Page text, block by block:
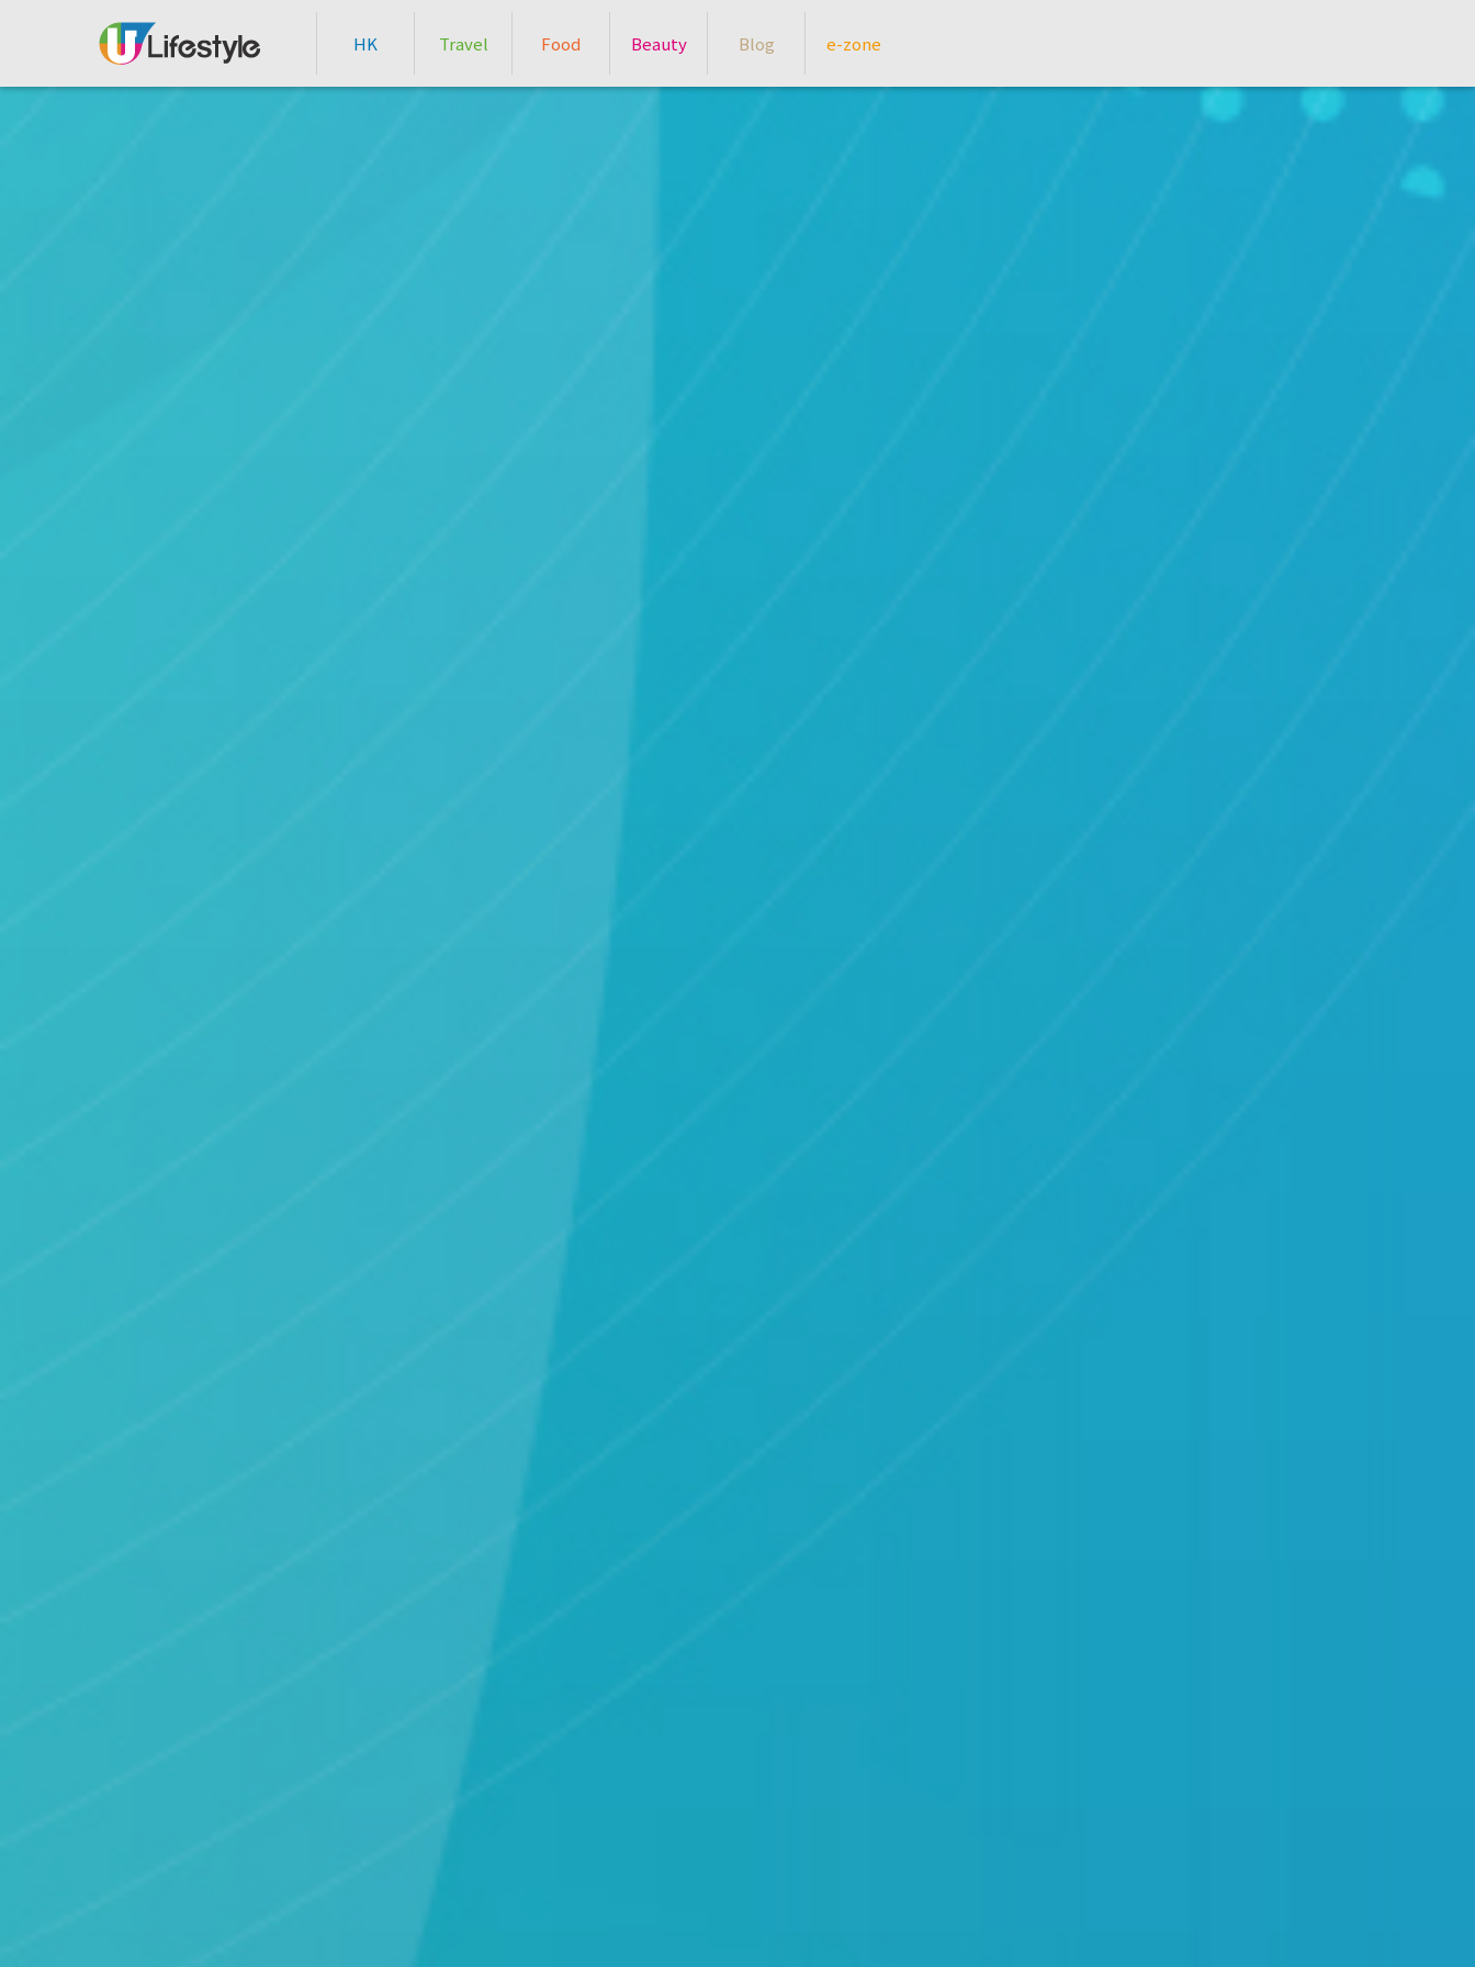
HK Travel Food Beauty Blog e-zone